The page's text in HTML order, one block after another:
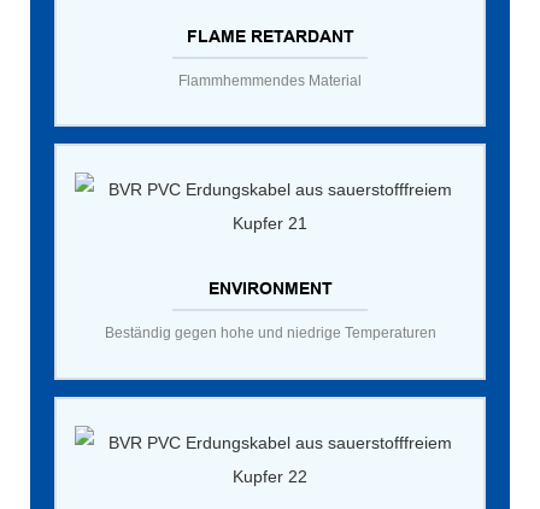
FLAME RETARDANT
Flammhemmendes Material
ENVIRONMENT
Beständig gegen hohe und niedrige Temperaturen